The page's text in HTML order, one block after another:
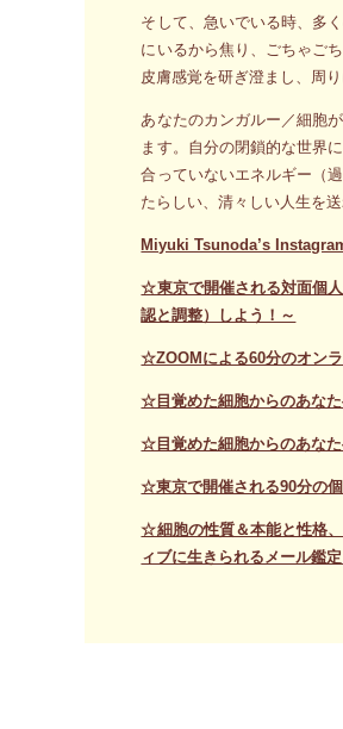
そして、急いでいる時、多
にいるから焦り、ごちゃご
皮膚感覚を研ぎ澄まし、周
あなたのカンガルー／細胞
ます。自分の閉鎖的な世界
合っていないエネルギー（
たらしい、清々しい人生を
Miyuki Tsunoda’s
☆東京で開催される対面個
認と調整）しよう！～
☆ZOOMによる60分のオン
☆目覚めた細胞からのあな
☆目覚めた細胞からのあな
☆東京で開催される90分の
☆細胞の性質＆本能と性格
ィブに生きられるメール鑑